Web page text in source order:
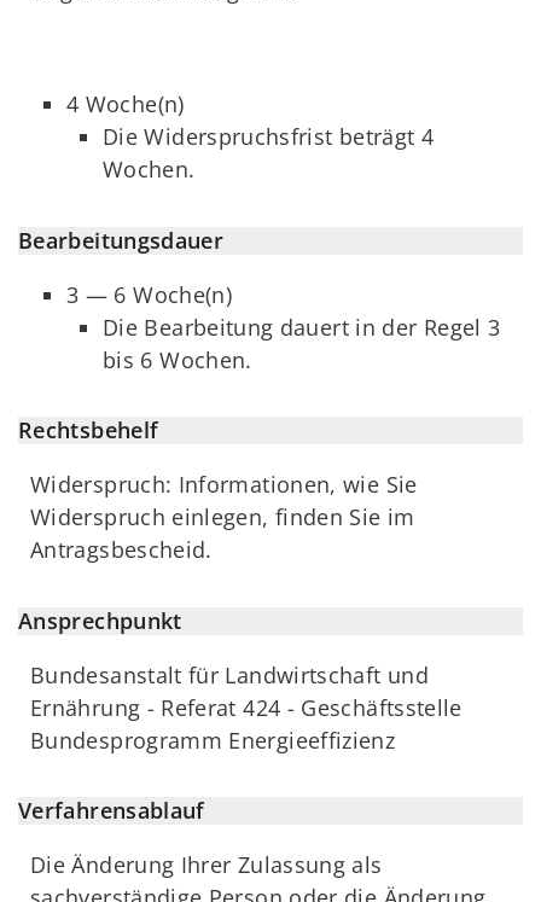
4 Woche(n)
Die Widerspruchsfrist beträgt 4
Wochen.
Bearbeitungsdauer
3 — 6 Woche(n)
Die Bearbeitung dauert in der Regel 3
bis 6 Wochen.
Rechtsbehelf
Widerspruch: Informationen, wie Sie
Widerspruch einlegen, finden Sie im
Antragsbescheid.
Ansprechpunkt
Bundesanstalt für Landwirtschaft und
Ernährung - Referat 424 - Geschäftsstelle
Bundesprogramm Energieeffizienz
Verfahrensablauf
Die Änderung Ihrer Zulassung als